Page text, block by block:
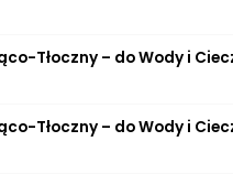
Tłoczny – do Wody i
Tłoczny – do Wody i